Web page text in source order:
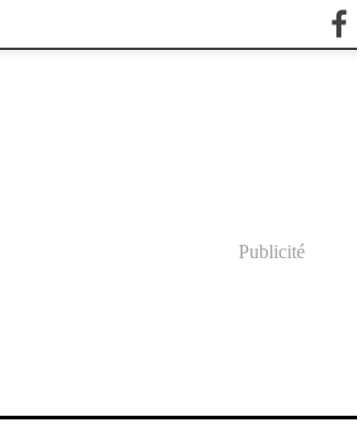
Publicité